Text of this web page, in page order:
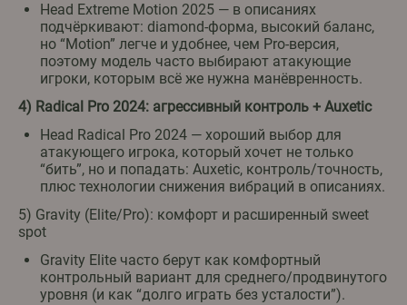
Head Extreme Motion 2025 — в описаниях
подчёркивают: diamond-форма, высокий баланс,
но “Motion” легче и удобнее, чем Pro-версия,
поэтому модель часто выбирают атакующие
игроки, которым всё же нужна манёвренность.
4) Radical Pro 2024: агрессивный контроль + Auxetic
Head Radical Pro 2024 — хороший выбор для
атакующего игрока, который хочет не только
“бить”, но и попадать: Auxetic, контроль/точность,
плюс технологии снижения вибраций в описаниях.
5) Gravity (Elite/Pro): комфорт и расширенный sweet
spot
Gravity Elite часто берут как комфортный
контрольный вариант для среднего/продвинутого
уровня (и как “долго играть без усталости”).